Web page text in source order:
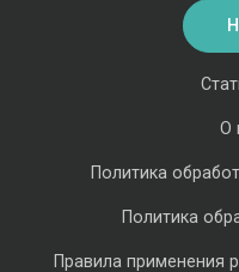
О
Политика
Политика
Правила применения